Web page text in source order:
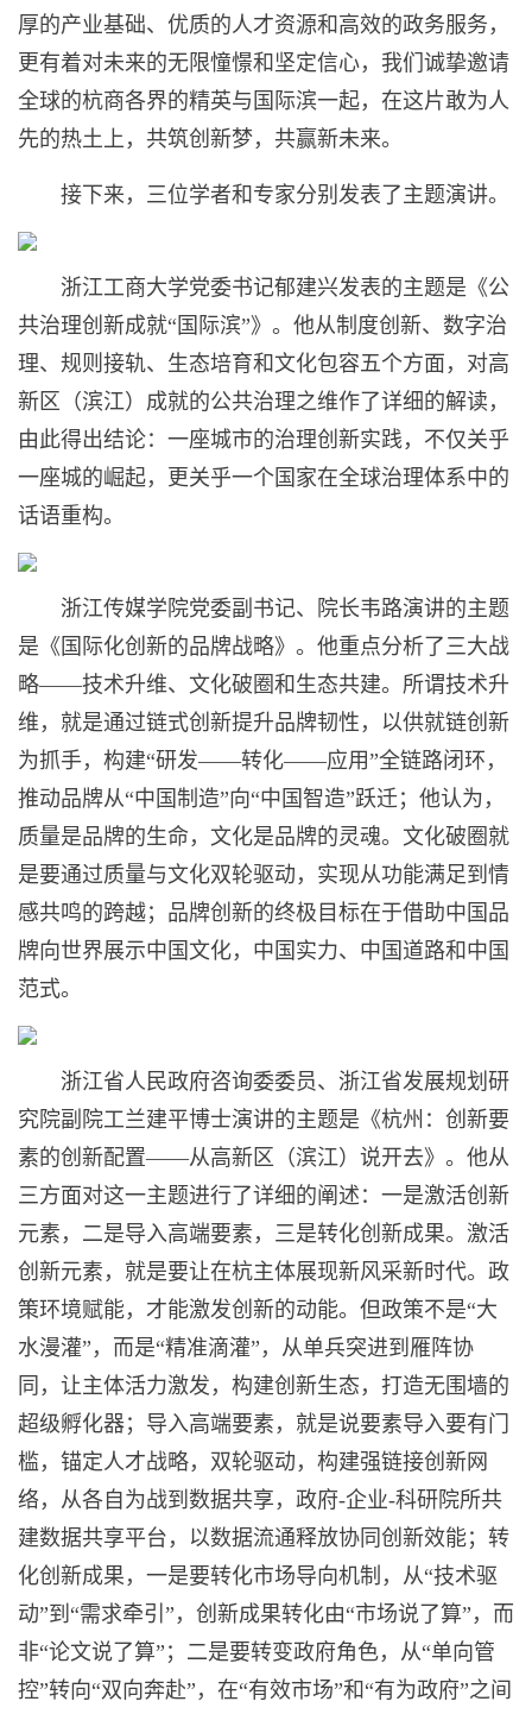
厚的产业基础、优质的人才资源和高效的政务服务，
更有着对未来的无限憧憬和坚定信心，我们诚挚邀请
全球的杭商各界的精英与国际滨一起，在这片敢为人
先的热土上，共筑创新梦，共赢新未来。
接下来，三位学者和专家分别发表了主题演讲。
浙江工商大学党委书记郁建兴发表的主题是《公
共治理创新成就“国际滨”》。他从制度创新、数字治
理、规则接轨、生态培育和文化包容五个方面，对高
新区（滨江）成就的公共治理之维作了详细的解读，
由此得出结论：一座城市的治理创新实践，不仅关乎
一座城的崛起，更关乎一个国家在全球治理体系中的
话语重构。
浙江传媒学院党委副书记、院长韦路演讲的主题
是《国际化创新的品牌战略》。他重点分析了三大战
略——技术升维、文化破圈和生态共建。所谓技术升
维，就是通过链式创新提升品牌韧性，以供就链创新
为抓手，构建“研发——转化——应用”全链路闭环，
推动品牌从“中国制造”向“中国智造”跃迁；他认为，
质量是品牌的生命，文化是品牌的灵魂。文化破圈就
是要通过质量与文化双轮驱动，实现从功能满足到情
感共鸣的跨越；品牌创新的终极目标在于借助中国品
牌向世界展示中国文化，中国实力、中国道路和中国
范式。
浙江省人民政府咨询委委员、浙江省发展规划研
究院副院工兰建平博士演讲的主题是《杭州：创新要
素的创新配置——从高新区（滨江）说开去》。他从
三方面对这一主题进行了详细的阐述：一是激活创新
元素，二是导入高端要素，三是转化创新成果。激活
创新元素，就是要让在杭主体展现新风采新时代。政
策环境赋能，才能激发创新的动能。但政策不是“大
水漫灌”，而是“精准滴灌”，从单兵突进到雁阵协
同，让主体活力激发，构建创新生态，打造无围墙的
超级孵化器；导入高端要素，就是说要素导入要有门
槛，锚定人才战略，双轮驱动，构建强链接创新网
络，从各自为战到数据共享，政府-企业-科研院所共
建数据共享平台，以数据流通释放协同创新效能；转
化创新成果，一是要转化市场导向机制，从“技术驱
动”到“需求牵引”，创新成果转化由“市场说了算”，而
非“论文说了算”；二是要转变政府角色，从“单向管
控”转向“双向奔赴”，在“有效市场”和“有为政府”之间